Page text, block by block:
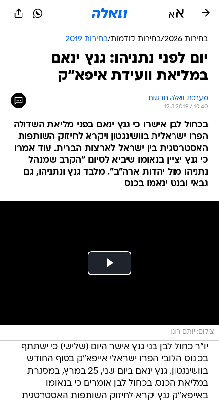
בחירות 2026 /בחירות קודמות/בחירות 2019
יום לפני נתניהו: גנץ ינאם
במליאת וועידת איפא"ק
מערכת וואלה חדשות
12.3.2019 / 10:40
בכחול לבן אישרו כי גנץ ינאם בפני מליאת השדולה
הפרו ישראלית בוושינגטון ויקרא לחיזוק השותפות
האסטרטגית בין ישראל לארצות הברית. עוד אמרו
כי גנץ יציין בנאומו שיביא לסיום "הקרב שמנהל
נתניהו מול יהדות ארה"ב". מלבד גנץ ונתניהו, גם
גבאי ובנט ינאמו בכנס
צילום: יותם רונן
יו"ר כחול לבן בני גנץ אישר היום (שלישי) כי ישתתף
בכינוס הלובי הפרו ישראלי אייפא"ק בסוף החודש
בוושינגטון. גנץ ינאם ביום שני, 25 במרץ, במסגרת
במליאת הכנס. בכחול לבן אומרים כי בנאומו
באייפא"ק גנץ יקרא לחיזוק השותפות האסטרטגית